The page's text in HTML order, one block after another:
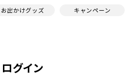
お出かけグッズ キャンペーン
ログイン